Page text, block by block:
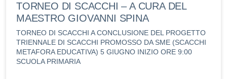
TORNEO DI SCACCHI – A CURA DEL
MAESTRO GIOVANNI SPINA
TORNEO DI SCACCHI A CONCLUSIONE DEL PROGETTO
TRIENNALE DI SCACCHI PROMOSSO DA SME (SCACCHI
METAFORA EDUCATIVA) 5 GIUGNO INIZIO ORE 9:00
SCUOLA PRIMARIA